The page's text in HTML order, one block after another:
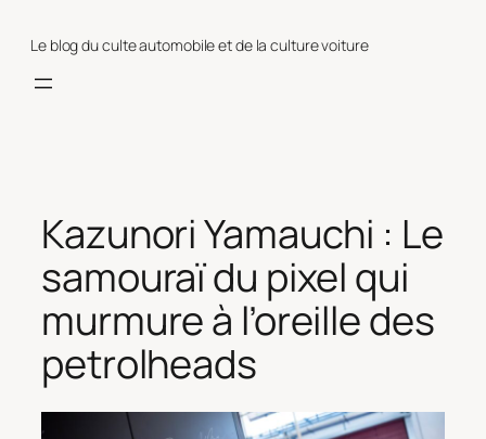
Le blog du culte automobile et de la culture voiture
Kazunori Yamauchi : Le
samouraï du pixel qui
murmure à l’oreille des
petrolheads